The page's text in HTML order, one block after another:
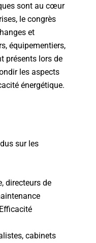
sont au cœur
le congrès
et
équipementiers,
présents lors de
les aspects
énergétique.
sur les
directeurs de
cabinets